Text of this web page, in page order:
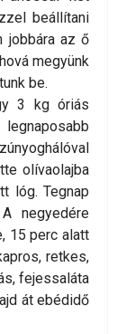
beállítani
jobbára az ő
megyünk
be.
3 kg óriás
olívaolajba
lóg. Tegnap
negyedére
15 perc alatt
retkes,
fejessaláta
át ebédidő